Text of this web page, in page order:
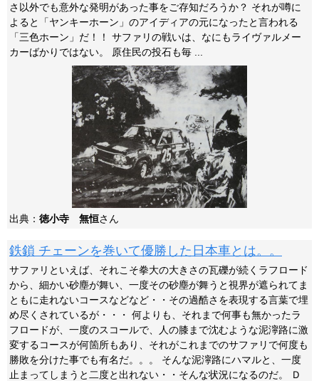
さ以外でも意外な発明があった事をご存知だろうか？ それが噂に
よると「ヤンキーホーン」のアイディアの元になったと言われる
「三色ホーン」だ！！ サファリの戦いは、なにもライヴァルメー
カーばかりではない。 原住民の投石も毎 ...
出典： 徳小寺 無恒さん
鉄鎖 チェーンを巻いて優勝した日本車とは。。
サファリといえば、それこそ拳大の大きさの瓦礫が続くラフロード
から、細かい砂塵が舞い、一度その砂塵が舞うと視界が遮られてま
ともに走れないコースなどなど・・その過酷さを表現する言葉で埋
め尽くされているが・・・ 何よりも、それまで何事も無かったラ
フロードが、一度のスコールで、人の膝まで沈むような泥濘路に激
変するコースが何箇所もあり、それがこれまでのサファリで何度も
勝敗を分けた事でも有名だ。。。 そんな泥濘路にハマルと、一度
止まってしまうと二度と出れない・・そんな状況になるのだ。 Ｄ